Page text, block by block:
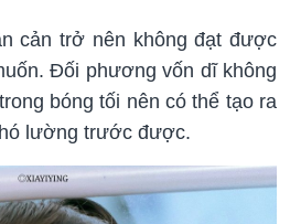
cản trở nên không đạt được
Đối phương vốn dĩ không
bóng tối nên có thể tạo ra
lường trước được.